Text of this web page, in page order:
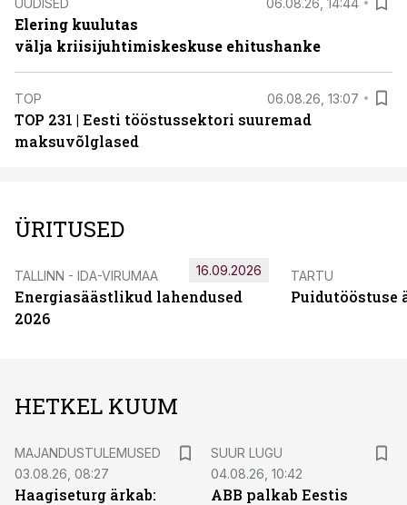
Elering kuulutas
välja kriisijuhtimiskeskuse ehitushanke
TOP 06.08.26, 13:07
TOP 231 | Eesti tööstussektori suuremad
maksuvõlglased
ÜRITUSED
TALLINN - IDA-VIRUMAA
Energiasäästlikud lahendused
2026
16.09.2026 TARTU
Puidutööstuse
HETKEL KUUM
MAJANDUSTULEMUSED
03.08.26, 08:27
Haagiseturg ärkab:
SUUR LUGU
04.08.26, 10:42
ABB palkab Eestis